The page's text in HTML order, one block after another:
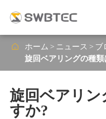
 ホーム ニュース
ブ
旋回ベアリングの種類
旋回ベアリン
すか?